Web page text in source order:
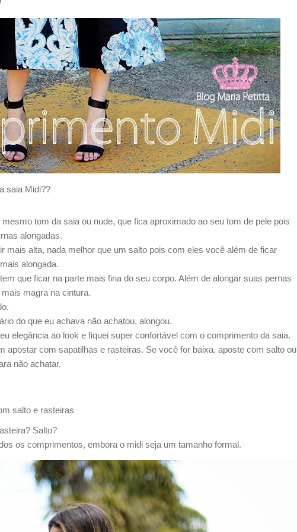
saia Midi??
tom da saia ou nude, que fica aproximado ao seu tom de pele pois
alongadas.
mais alta, nada melhor que um salto pois com eles você além de ficar
alongada.
que ficar na parte mais fina do seu corpo. Além de alongar suas pernas
magra na cintura.
do que eu achava não achatou, alongou.
elegância ao look e fiquei super confortável com o comprimento da saia.
apostar com sapatilhas e rasteiras. Se você for baixa, aposte com salto ou
não achatar.
salto e rasteiras
Salto?
os comprimentos, embora o midi seja um tamanho formal.